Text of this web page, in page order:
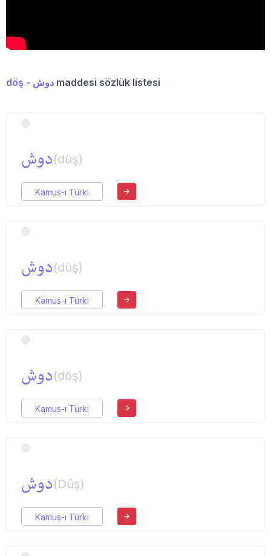
döş - دوش maddesi sözlük listesi
دوش(düş)
Kamus-ı Türki
دوش(düş)
Kamus-ı Türki
دوش(döş)
Kamus-ı Türki
دوش(Dûş)
Kamus-ı Türki